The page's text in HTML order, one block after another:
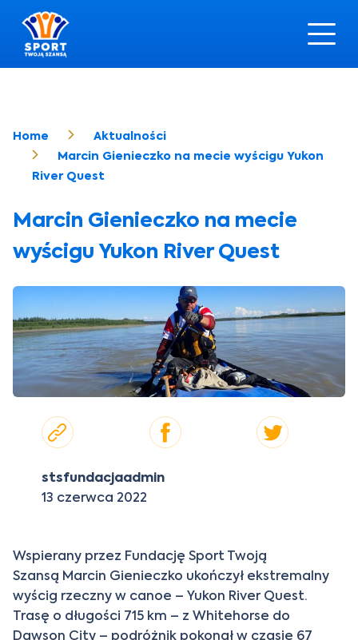
Home
Aktualności
Marcin Gienieczko na mecie wyścigu Yukon
River Quest
Marcin Gienieczko na mecie
wyścigu Yukon River Quest
stsfundacjaadmin
13 czerwca 2022
Wspierany przez Fundację Sport Twoją
Szansą Marcin Gienieczko ukończył ekstremalny
wyścig rzeczny w canoe – Yukon River Quest.
Trasę o długości 715 km – z Whitehorse do
Dawson City – podróżnik pokonał w czasie 67